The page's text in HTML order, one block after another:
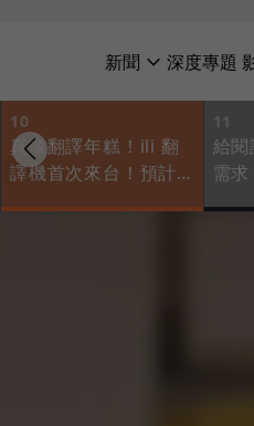
新聞 深度專題
10
真像翻譯年糕！ili 翻
譯機首次來台！預計
11
給
需